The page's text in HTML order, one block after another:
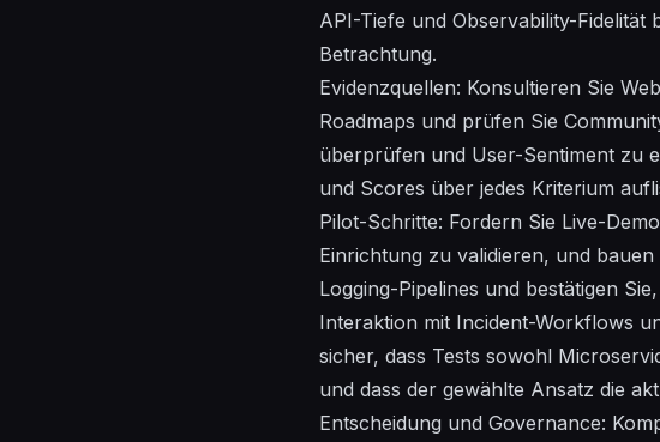
API-Tiefe und Observability-Fidelität
Betrachtung.
Evidenzquellen: Konsultieren Sie
Roadmaps und prüfen Sie
überprüfen und User-Sentiment zu
und Scores über jedes Kriterium
Pilot-Schritte: Fordern Sie Live-
Einrichtung zu validieren, und
Logging-Pipelines und bestätigen
Interaktion mit Incident-Workflows
sicher, dass Tests sowohl
und dass der gewählte Ansatz die
Entscheidung und Governance: